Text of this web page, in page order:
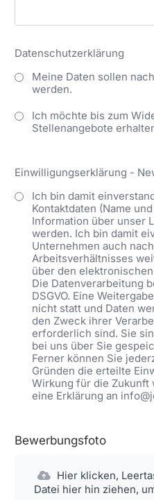
Datenschutzerklärung
Meine Daten sollen
werden.
Ich möchte bis zum
Stellenangebote
Einwilligungserklärung -
Ich bin damit
Kontaktdaten (Name
Information über unser
werden. Ich bin damit
Unternehmen auch
Arbeitsverhältnisses
über den
Die Datenverarbeitung
DSGVO. Eine
nicht statt und Daten
den Zweck ihrer
erforderlich sind. Sie
bei uns über Sie
Ferner können Sie
Gründen die erteilte
Wirkung für die
eine Erklärung an
Bewerbungsfoto
Hier klicken,
Datei hier hin ziehen,